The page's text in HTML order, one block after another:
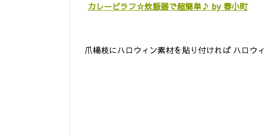
カレーピラフ☆炊飯器で超簡単♪ by 春小町
爪楊枝にハロウィン素材を貼り付ければ ハロウ